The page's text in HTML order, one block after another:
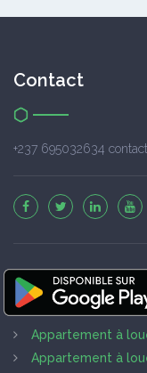
Contact
+237 695032634
Appartement à
Appartement à